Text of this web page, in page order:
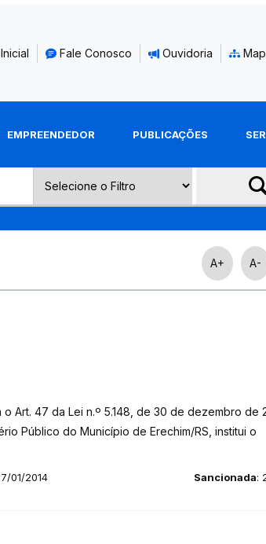
Fale Conosco Ouvidoria
EMPREENDEDOR PUBLICAÇÕES
A+ A-
Art. 47 da Lei n.º 5.148, de 30 de dezembro de
Público do Município de Erechim/RS, institui o
01/2014 Sancionada: